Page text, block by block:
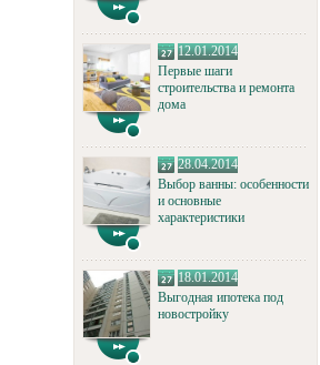
12.01.2014
Первые шаги
строительства и ремонта
дома
28.04.2014
Выбор ванны: особенности
и основные
характеристики
18.01.2014
Выгодная ипотека под
новостройку